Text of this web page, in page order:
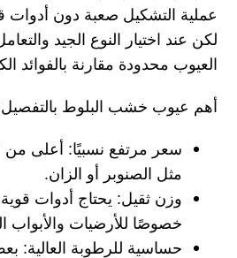
عملية التشكيل صعبة دون أدوات
لكن عند اختيار النوع الجيد
العيوب محدودة مقارنة بالفوائد
أهم عيوب خشب البلوط
سعر مرتفع نسبيًا: أعلى من
مثل الصنوبر أو الزان.
وزن ثقيل: يحتاج أدوات
خصوصًا للأرضيات والأبواب
حساسية للرطوبة العالية: